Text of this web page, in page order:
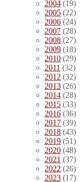
2004 (19)
2005 (22)
2006 (24)
2007 (28)
2008 (27)
2009 (18)
2010 (29)
2011 (32)
2012 (32)
2013 (26)
2014 (28)
2015 (33)
2016 (36)
2017 (39)
2018 (43)
2019 (51)
2020 (48)
2021 (37)
2022 (26)
2023 (17)